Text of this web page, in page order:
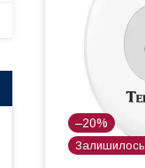
–20%
Залишилось